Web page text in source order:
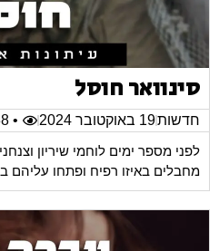
סינוואר חוסל
חדשות19 באוקטובר 2024
• 4,038
לפני מספר ימים לוחמי שיריון
מחבלים באיזו רפיח ופתחו עליהם